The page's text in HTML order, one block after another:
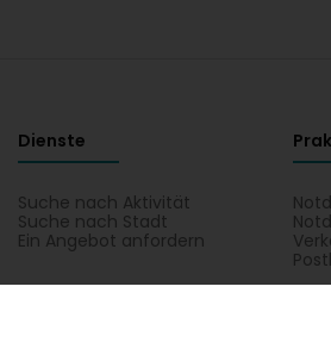
Dienste
Suche nach Aktivität
Suche nach Stadt
Ein Angebot anfordern